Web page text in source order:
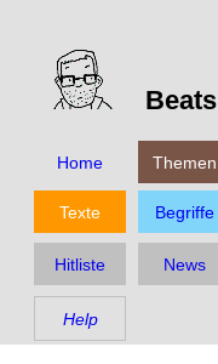
Home Themen
Texte Begriffe
Hitliste News
Help